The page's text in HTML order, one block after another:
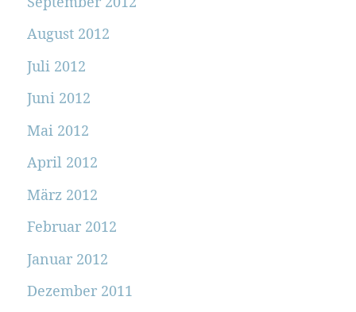
August 2012
Juli 2012
Juni 2012
Mai 2012
April 2012
März 2012
Februar 2012
Januar 2012
Dezember 2011